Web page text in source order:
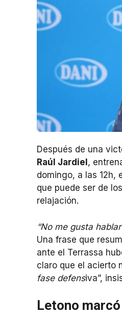
Después de una
Raúl Jardiel ,
domingo, a las 12h,
que puede ser de
relajación.
“No me gusta
Una frase que
ante el Terrassa
claro que el acierto
fase defensiva”,
Letono